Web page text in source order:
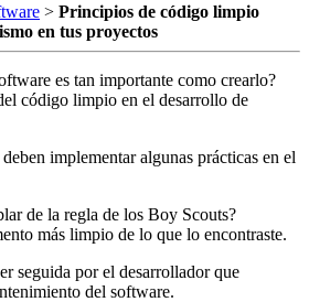
> Principios de código limpio
en tus proyectos
es tan importante como crearlo?
código limpio en el desarrollo de
implementar algunas prácticas en el
de la regla de los Boy Scouts?
más limpio de lo que lo encontraste.
seguida por el desarrollador que
del software.